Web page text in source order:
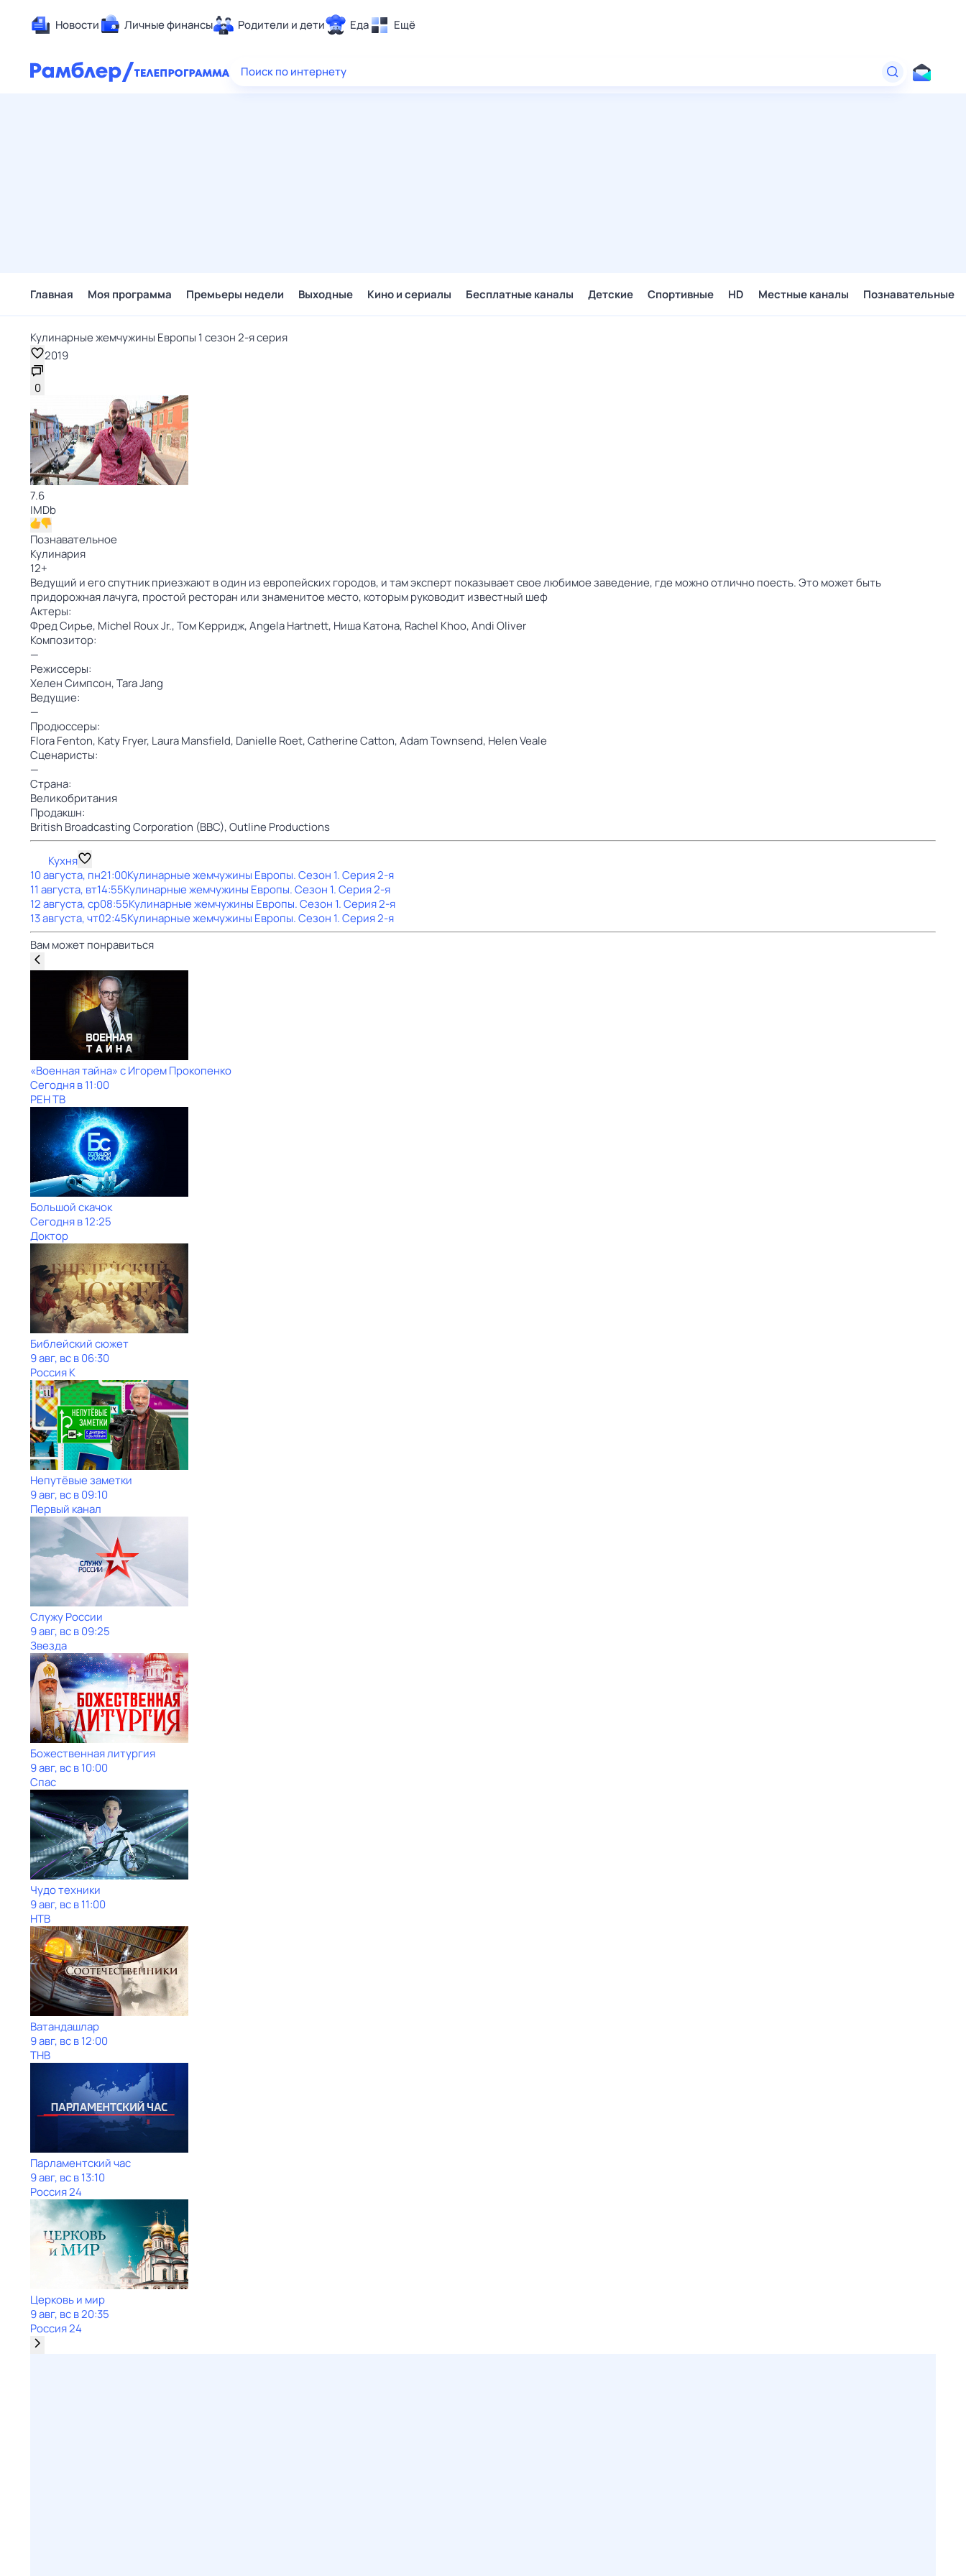
Новости Личные финансы Родители и дети Еда Ещё
Здоровье
Поиск по интернету
Главная Моя программа Премьеры недели Выходные Кино и сериалы Бесплатные каналы Детские Спортивные HD Местные каналы Познавательные
Кулинарные жемчужины Европы 1 сезон 2-я серия
2019
0
7.6
IMDb
Познавательное
Кулинария
12+
Ведущий и его спутник приезжают в один из европейских городов, и там эксперт показывает свое любимое заведение, где можно отлично поесть. Это может быть
придорожная лачуга, простой ресторан или знаменитое место, которым руководит известный шеф
Актеры:
Фред Сирье, Michel Roux Jr.,Том Керридж,Angela Hartnett, Ниша Катона, Rachel Khoo,Andi Oliver
Композитор:
—
Режиссеры:
Хелен Симпсон,Tara Jang
Ведущие:
—
Продюссеры:
Flora Fenton, Katy Fryer, Laura Mansfield, Danielle Roet,Catherine Catton,Adam Townsend, Helen Veale
Сценаристы:
—
Страна:
Великобритания
Продакшн:
British Broadcasting Corporation (BBC),Outline Productions
Кухня
10 августа, пн21:00Кулинарные жемчужины Европы. Сезон 1. Серия 2-я
11 августа, вт14:55Кулинарные жемчужины Европы. Сезон 1. Серия 2-я
12 августа, ср08:55Кулинарные жемчужины Европы. Сезон 1. Серия 2-я
13 августа, чт02:45Кулинарные жемчужины Европы. Сезон 1. Серия 2-я
Вам может понравиться
«Военная тайна» с Игорем Прокопенко
Сегодня в 11:00
РЕН ТВ
Большой скачок
Сегодня в 12:25
Доктор
Библейский сюжет
9 авг, вс в 06:30
Россия К
Непутёвые заметки
9 авг, вс в 09:10
Первый канал
Служу Рoсcии
9 авг, вс в 09:25
Звезда
Божественная литургия
9 авг, вс в 10:00
Спас
Чудо техники
9 авг, вс в 11:00
НТВ
Ватандашлар
9 авг, вс в 12:00
ТНВ
Парламентский час
9 авг, вс в 13:10
Россия 24
Церковь и мир
9 авг, вс в 20:35
Россия 24